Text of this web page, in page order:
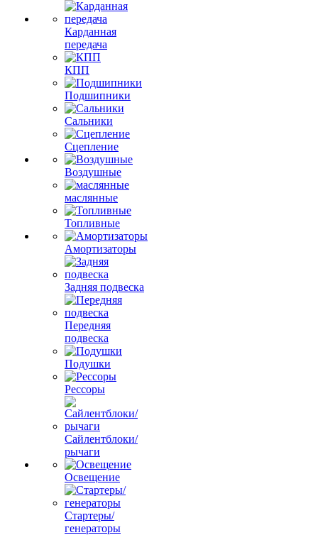
Карданная
передача
КПП
Подшипники
Сальники
Сцепление
Воздушные
маслянные
Топливные
Амортизаторы
Задняя подвеска
Передняя
подвеска
Подушки
Рессоры
Сайлентблоки/
рычаги
Освещение
Стартеры/
генераторы